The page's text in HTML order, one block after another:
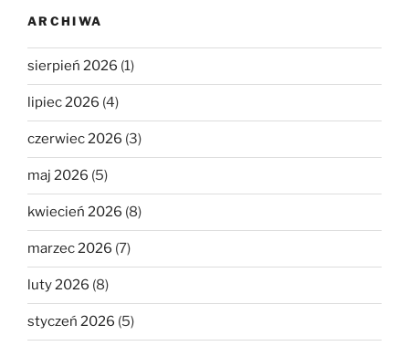
ARCHIWA
sierpień 2026 (1)
lipiec 2026 (4)
czerwiec 2026 (3)
maj 2026 (5)
kwiecień 2026 (8)
marzec 2026 (7)
luty 2026 (8)
styczeń 2026 (5)